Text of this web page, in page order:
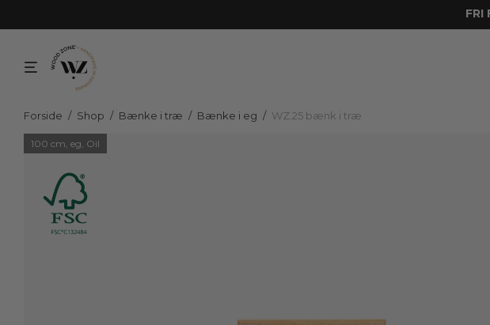
FRI
Forside / Shop / Bænke i træ / Bænke i eg / WZ.25 bænk i træ
100 cm, eg, Oil